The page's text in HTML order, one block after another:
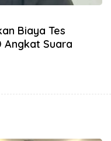
Biaya Tes
Angkat Suara